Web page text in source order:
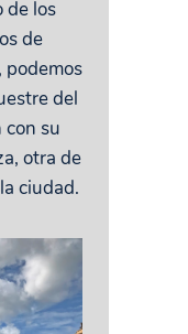
de los
de
podemos
del
su
otra de
ciudad.